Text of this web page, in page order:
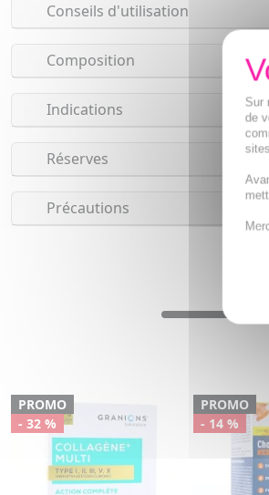
Conseils d'utilisation
Composition
Indications
Réserves
Précautions
PROMO
- 32 %
PROMO
- 14 %
Sur
de